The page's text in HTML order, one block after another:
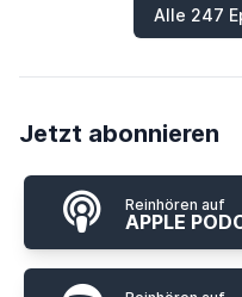
Alle 247
Jetzt abonnieren
Reinhören auf
APPLE